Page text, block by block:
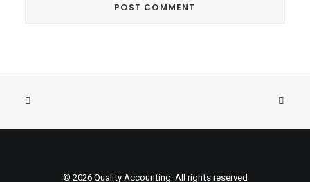
© 2026 Quality Accounting. All rights reserved